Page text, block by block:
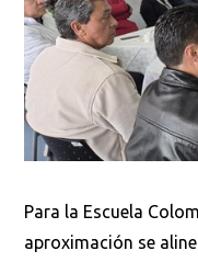
Para la Escuela
aproximación se